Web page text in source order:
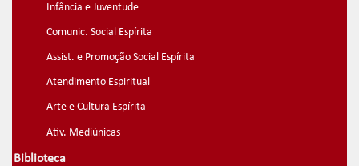
Infância e Juventude
Comunic. Social Espírita
Assist. e Promoção Social Espírita
Atendimento Espiritual
Arte e Cultura Espírita
Ativ. Mediúnicas
Biblioteca